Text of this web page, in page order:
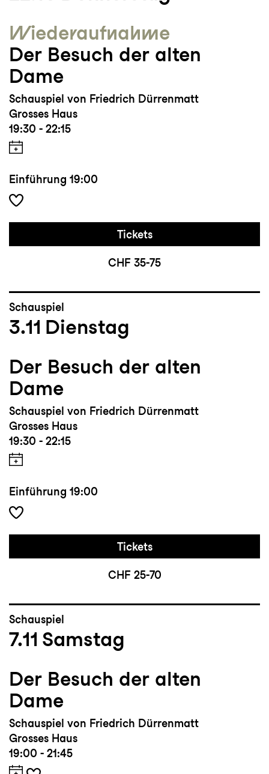
Wieder­aufnahme
Der Besuch der alten
Dame
Schauspiel von Friedrich Dürrenmatt
Grosses Haus
19:30 - 22:15
Einführung 19:00
Tickets
CHF 35-75
Schauspiel
3.11 Dienstag
Der Besuch der alten
Dame
Schauspiel von Friedrich Dürrenmatt
Grosses Haus
19:30 - 22:15
Einführung 19:00
Tickets
CHF 25-70
Schauspiel
7.11 Samstag
Der Besuch der alten
Dame
Schauspiel von Friedrich Dürrenmatt
Grosses Haus
19:00 - 21:45